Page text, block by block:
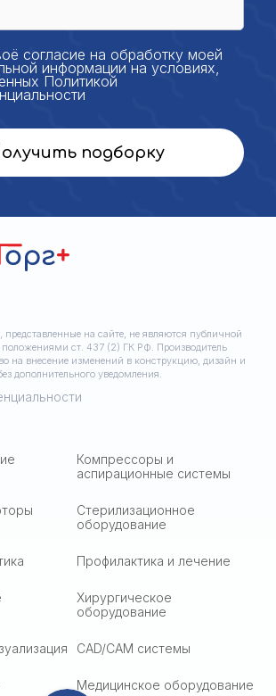
согласие на обработку моей
информации на условиях,
Политикой
подборку
на сайте, не являются публичной
положениями ст. 437 (2) ГК РФ. Производитель
на внесение изменений в конструкцию, дизайн и
дополнительного уведомления.
Компрессоры и
аспирационные системы
Стерилизационное
оборудование
Профилактика и лечение
Хирургическое
оборудование
CAD/CAM системы
Медицинское оборудование